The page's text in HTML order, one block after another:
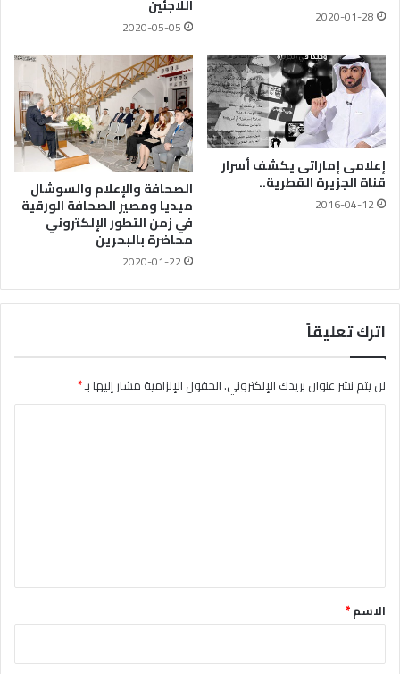
2020-01-28 اللاجئين
2020-05-05
إعلامى إماراتى يكشف أسرار
قناة الجزيرة القطرية..
2016-04-12
الصحافة والإعلام والسوشال
ميديا ومصير الصحافة الورقية
في زمن التطور الإلكتروني
محاضرة بالبحرين
2020-01-22
اترك تعليقاً
لن يتم نشر عنوان بريدك الإلكتروني.الحقول الإلزامية مشار إليها بـ*
*الاسم*